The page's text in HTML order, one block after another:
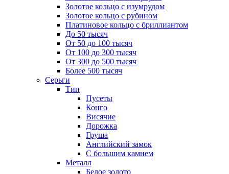
Золотое кольцо с изумрудом
Золотое кольцо с рубином
Платиновое кольцо с бриллиантом
До 50 тысяч
От 50 до 100 тысяч
От 100 до 300 тысяч
От 300 до 500 тысяч
Более 500 тысяч
Серьги
Тип
Пусеты
Конго
Висячие
Дорожка
Груша
Английский замок
С большим камнем
Металл
Белое золото